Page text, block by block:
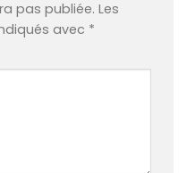
pas publiée. Les
avec *